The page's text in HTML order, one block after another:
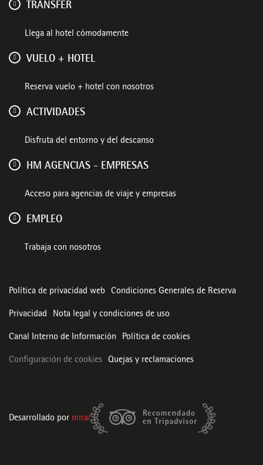
TRANSFER
Llega al hotel cómodamente
VUELO + HOTEL
Reserva vuelo + hotel con nosotros
ACTIVIDADES
Disfruta del entorno y del descanso
HM AGENCIAS - EMPRESAS
Acceso para agencias de viaje y empresas
EMPLEO
Trabaja con nosotros
Política de privacidad web Condiciones Generales de Reserva
Privacidad Nota legal y condiciones de uso
Canal Interno de Información Política de cookies
Configuración de cookies Quejas y reclamaciones
Desarrollado por mirai